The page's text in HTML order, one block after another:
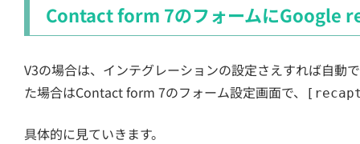
Contact form 7のフォームにGoogle
V3の場合は、インテグレーションの設定さえすれば自動
た場合はContact form 7のフォーム設定画面で、
具体的に見ていきます。